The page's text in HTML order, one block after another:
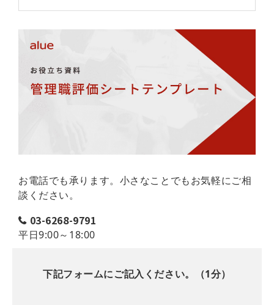
お電話でも承ります。小さなことでもお気軽にご相
談ください。
03-6268-9791
平日9:00～18:00
下記フォームにご記入ください。（1分）